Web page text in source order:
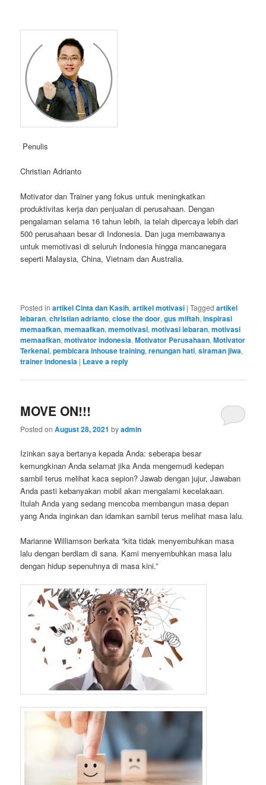
Penulis
Christian Adrianto
Motivator dan Trainer yang fokus untuk meningkatkan
produktivitas kerja dan penjualan di perusahaan. Dengan
pengalaman selama 16 tahun lebih, ia telah dipercaya lebih dari
500 perusahaan besar di Indonesia. Dan juga membawanya
untuk memotivasi di seluruh Indonesia hingga mancanegara
seperti Malaysia, China, Vietnam dan Australia.
Posted in artikel Cinta dan Kasih,artikel motivasi |Tagged artikel
lebaran,christian adrianto,close the door,gus miftah,inspirasi
memaafkan,memaafkan,memotivasi,motivasi lebaran,motivasi
memaafkan,motivator indonesia,Motivator Perusahaan,Motivator
Terkenal,pembicara inhouse training,renungan hati,siraman jiwa,
trainer indonesia | Leave a reply
MOVE ON!!!
Posted onAugust 28, 2021 byadmin
Izinkan saya bertanya kepada Anda: seberapa besar
kemungkinan Anda selamat jika Anda mengemudi kedepan
sambil terus melihat kaca sepion? Jawab dengan jujur, Jawaban
Anda pasti kebanyakan mobil akan mengalami kecelakaan.
Itulah Anda yang sedang mencoba membangun masa depan
yang Anda inginkan dan idamkan sambil terus melihat masa lalu.
Marianne Williamson berkata “kita tidak menyembuhkan masa
lalu dengan berdiam di sana. Kami menyembuhkan masa lalu
dengan hidup sepenuhnya di masa kini.”